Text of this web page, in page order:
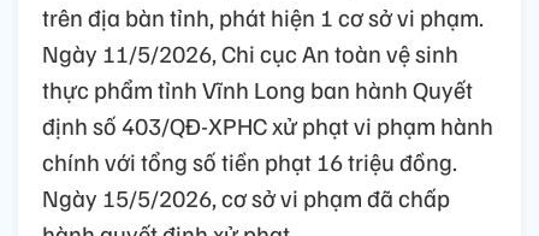
trên địa bàn tỉnh, phát hiện 1 cơ sở vi phạm.
Ngày 11/5/2026, Chi cục An toàn vệ sinh
thực phẩm tỉnh Vĩnh Long ban hành Quyết
định số 403/QĐ-XPHC xử phạt vi phạm hành
chính với tổng số tiền phạt 16 triệu đồng.
Ngày 15/5/2026, cơ sở vi phạm đã chấp